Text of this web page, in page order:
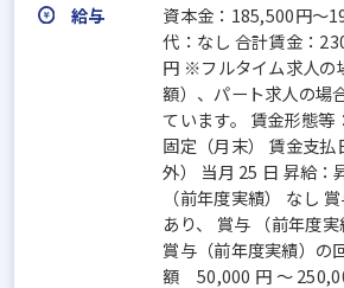
給与
資本金：185,500円〜
代：なし 合計賃金：
円 ※フルタイム求人の
額）、パート求人の場
ています。 賃金形態等
固定（月末） 賃金支
外） 当月 25 日 昇給：
（前年度実績） なし
あり、 賞与 （前年度実
賞与（前年度実績）の
額 50,000 円 ～